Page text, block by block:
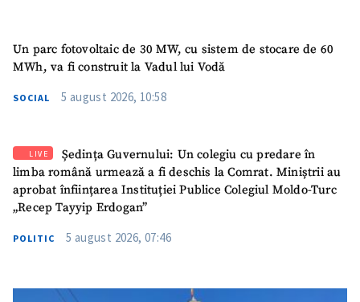
Un parc fotovoltaic de 30 MW, cu sistem de stocare de 60
MWh, va fi construit la Vadul lui Vodă
SOCIAL 5 august 2026, 10:58
LIVE
Ședința Guvernului: Un colegiu cu predare în
limba română urmează a fi deschis la Comrat. Miniștrii au
aprobat înființarea Instituției Publice Colegiul Moldo-Turc
„Recep Tayyip Erdogan”
POLITIC 5 august 2026, 07:46